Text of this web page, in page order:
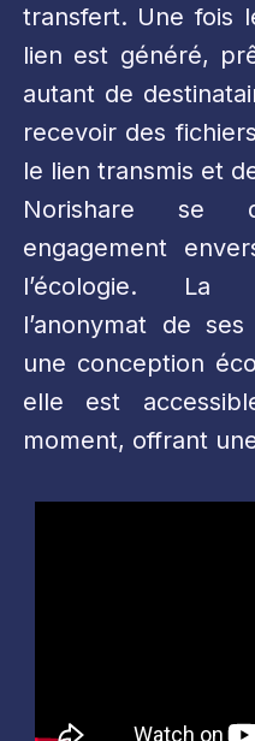
transfert. Une fois
lien est généré,
autant de
recevoir des
le lien transmis et
Norishare se
engagement
l’écologie. La
l’anonymat de
une conception
elle est
moment, offrant